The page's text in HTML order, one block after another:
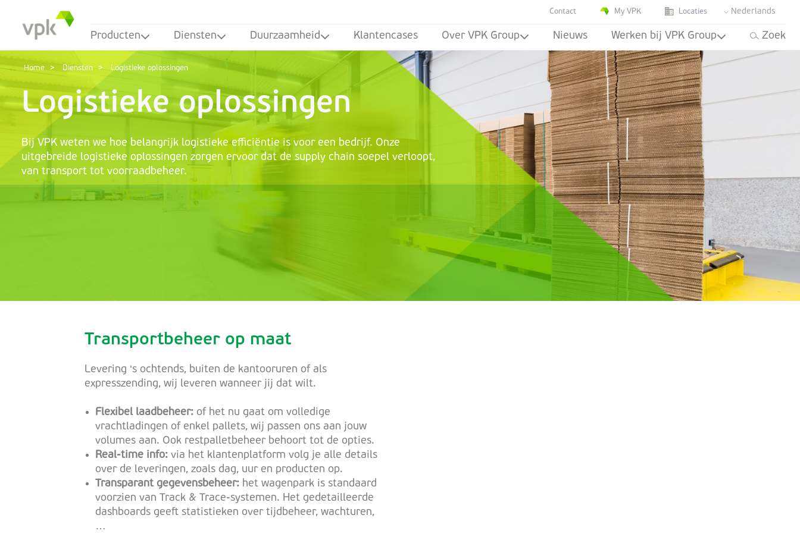
Contact My VPK Locaties Nederlands
Producten Diensten Duurzaamheid Klantencases Over VPK Group Nieuws Werken bij VPK Group Zoek
Home Diensten Logistieke oplossingen
Logistieke oplossingen
Bij VPK weten we hoe belangrijk logistieke efficiëntie is voor een bedrijf. Onze
uitgebreide logistieke oplossingen zorgen ervoor dat de supply chain soepel verloopt,
van transport tot voorraadbeheer.
Transportbeheer op maat
Levering ‘s ochtends, buiten de kantooruren of als
expresszending, wij leveren wanneer jij dat wilt.
Flexibel laadbeheer: of het nu gaat om volledige
vrachtladingen of enkel pallets, wij passen ons aan jouw
volumes aan. Ook restpalletbeheer behoort tot de opties.
Real-time info: via het klantenplatform volg je alle details
over de leveringen, zoals dag, uur en producten op.
Transparant gegevensbeheer: het wagenpark is standaard
voorzien van Track & Trace-systemen. Het gedetailleerde
dashboards geeft statistieken over tijdbeheer, wachturen,
…